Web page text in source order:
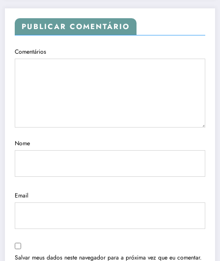
PUBLICAR COMENTÁRIO
Comentários
Nome
Email
Salvar meus dados neste navegador para a próxima vez que eu comentar.